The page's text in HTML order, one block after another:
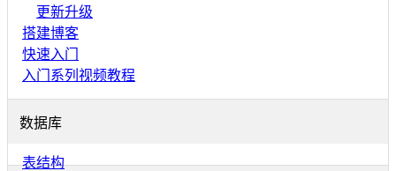
更新升级
搭建博客
快速入门
入门系列视频教程
数据库
表结构